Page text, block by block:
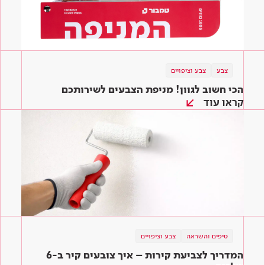
צבע צבע וציפויים
הכי חשוב לגוון! מניפת הצבעים לשירותכם
קראו עוד
טיפים והשראה צבע וציפויים
המדריך לצביעת קירות – איך צובעים קיר ב-6